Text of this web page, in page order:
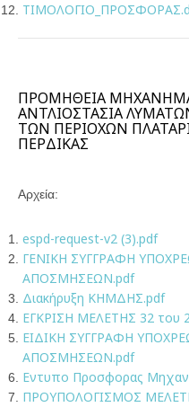
ΠΡΟΜΗΘΕΙΑ
ΑΝΤΛΙΟΣΤΑΣΙΑ
ΤΩΝ ΠΕΡΙΟΧΩΝ
ΠΕΡΔΙΚΑΣ
Αρχεία:
espd-request-v2 (3).pdf
ΓΕΝΙΚΗ ΣΥΓΓΡΑΦΗ
ΑΠΟΣΜΗΣΕΩΝ.pdf
Διακήρυξη ΚΗΜΔΗΣ.pdf
ΕΓΚΡΙΣΗ ΜΕΛΕΤΗΣ 32 του
ΕΙΔΙΚΗ ΣΥΓΓΡΑΦΗ
ΑΠΟΣΜΗΣΕΩΝ.pdf
Εντυπο Προσφορας
ΠΡΟΥΠΟΛΟΓΙΣΜΟΣ